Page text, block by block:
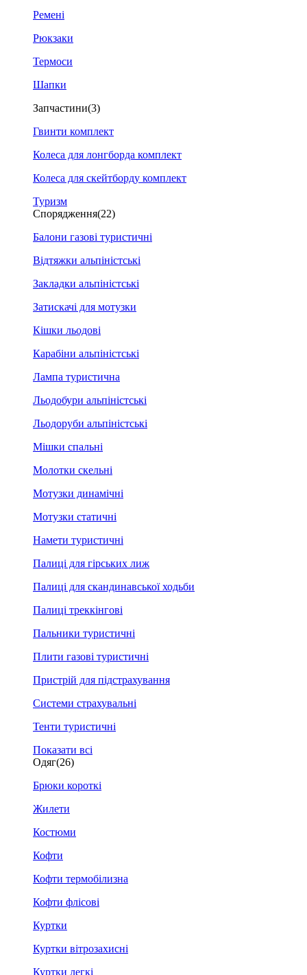
Ремені
Рюкзаки
Термоси
Шапки
Запчастини(3)
Гвинти комплект
Колеса для лонгборда комплект
Колеса для скейтборду комплект
Туризм
Спорядження(22)
Балони газові туристичні
Відтяжки альпіністські
Закладки альпіністські
Затискачі для мотузки
Кішки льодові
Карабіни альпіністські
Лампа туристична
Льодобури альпіністські
Льодоруби альпіністські
Мішки спальні
Молотки скельні
Мотузки динамічні
Мотузки статичні
Намети туристичні
Палиці для гірських лиж
Палиці для скандинавської ходьби
Палиці треккінгові
Пальники туристичні
Плити газові туристичні
Пристрій для підстрахування
Системи страхувальні
Тенти туристичні
Показати всі
Одяг(26)
Брюки короткі
Жилети
Костюми
Кофти
Кофти термобілизна
Кофти флісові
Куртки
Куртки вітрозахисні
Куртки легкі